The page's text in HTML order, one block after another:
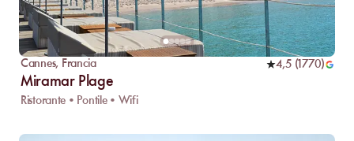
Cannes, Francia 4,5(1770)
Miramar Plage
Ristorante • Pontile • Wifi